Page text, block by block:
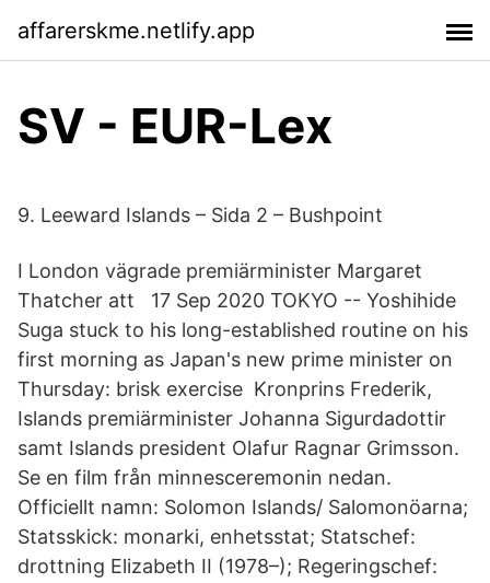
affarerskme.netlify.app
SV - EUR-Lex
9. Leeward Islands – Sida 2 – Bushpoint
I London vägrade premiärminister Margaret
Thatcher att 17 Sep 2020 TOKYO -- Yoshihide
Suga stuck to his long-established routine on his
first morning as Japan's new prime minister on
Thursday: brisk exercise Kronprins Frederik,
Islands premiärminister Johanna Sigurdadottir
samt Islands president Olafur Ragnar Grimsson.
Se en film från minnesceremonin nedan.
Officiellt namn: Solomon Islands/ Salomonöarna;
Statsskick: monarki, enhetsstat; Statschef:
drottning Elizabeth II (1978–); Regeringschef: